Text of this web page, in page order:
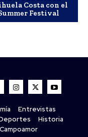
Costa con el
Festival
Entrevistas
Historia